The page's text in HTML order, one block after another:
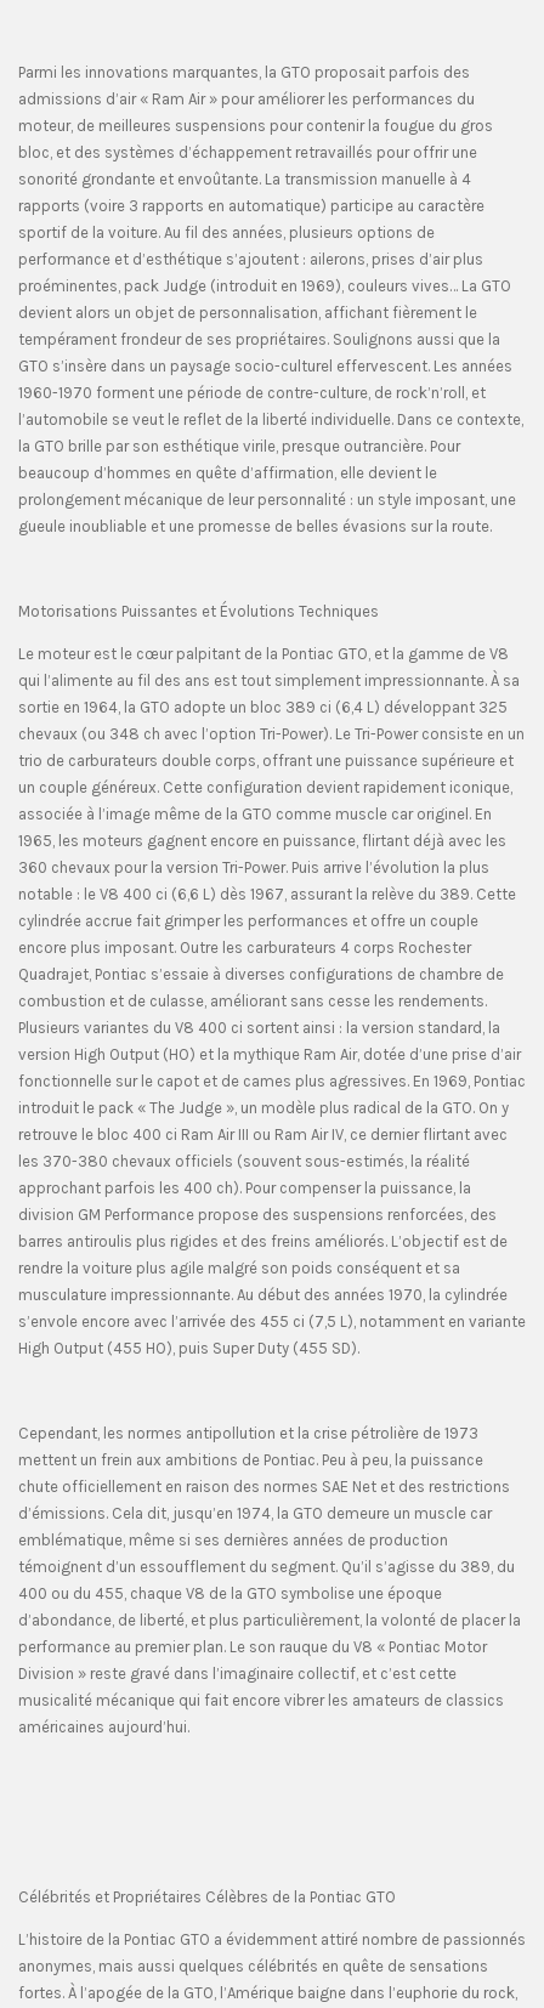
Parmi les innovations marquantes, la GTO proposait parfois des
admissions d’air « Ram Air » pour améliorer les performances du
moteur, de meilleures suspensions pour contenir la fougue du gros
bloc, et des systèmes d’échappement retravaillés pour offrir une
sonorité grondante et envoûtante. La transmission manuelle à 4
rapports (voire 3 rapports en automatique) participe au caractère
sportif de la voiture. Au fil des années, plusieurs options de
performance et d’esthétique s’ajoutent : ailerons, prises d’air plus
proéminentes, pack Judge (introduit en 1969), couleurs vives… La GTO
devient alors un objet de personnalisation, affichant fièrement le
tempérament frondeur de ses propriétaires. Soulignons aussi que la
GTO s’insère dans un paysage socio-culturel effervescent. Les années
1960-1970 forment une période de contre-culture, de rock’n’roll, et
l’automobile se veut le reflet de la liberté individuelle. Dans ce contexte,
la GTO brille par son esthétique virile, presque outrancière. Pour
beaucoup d’hommes en quête d’affirmation, elle devient le
prolongement mécanique de leur personnalité : un style imposant, une
gueule inoubliable et une promesse de belles évasions sur la route.
Motorisations Puissantes et Évolutions Techniques
Le moteur est le cœur palpitant de la Pontiac GTO, et la gamme de V8
qui l’alimente au fil des ans est tout simplement impressionnante. À sa
sortie en 1964, la GTO adopte un bloc 389 ci (6,4 L) développant 325
chevaux (ou 348 ch avec l’option Tri-Power). Le Tri-Power consiste en un
trio de carburateurs double corps, offrant une puissance supérieure et
un couple généreux. Cette configuration devient rapidement iconique,
associée à l’image même de la GTO comme muscle car originel. En
1965, les moteurs gagnent encore en puissance, flirtant déjà avec les
360 chevaux pour la version Tri-Power. Puis arrive l’évolution la plus
notable : le V8 400 ci (6,6 L) dès 1967, assurant la relève du 389. Cette
cylindrée accrue fait grimper les performances et offre un couple
encore plus imposant. Outre les carburateurs 4 corps Rochester
Quadrajet, Pontiac s’essaie à diverses configurations de chambre de
combustion et de culasse, améliorant sans cesse les rendements.
Plusieurs variantes du V8 400 ci sortent ainsi : la version standard, la
version High Output (HO) et la mythique Ram Air, dotée d’une prise d’air
fonctionnelle sur le capot et de cames plus agressives. En 1969, Pontiac
introduit le pack « The Judge », un modèle plus radical de la GTO. On y
retrouve le bloc 400 ci Ram Air III ou Ram Air IV, ce dernier flirtant avec
les 370-380 chevaux officiels (souvent sous-estimés, la réalité
approchant parfois les 400 ch). Pour compenser la puissance, la
division GM Performance propose des suspensions renforcées, des
barres antiroulis plus rigides et des freins améliorés. L’objectif est de
rendre la voiture plus agile malgré son poids conséquent et sa
musculature impressionnante. Au début des années 1970, la cylindrée
s’envole encore avec l’arrivée des 455 ci (7,5 L), notamment en variante
High Output (455 HO), puis Super Duty (455 SD).
Cependant, les normes antipollution et la crise pétrolière de 1973
mettent un frein aux ambitions de Pontiac. Peu à peu, la puissance
chute officiellement en raison des normes SAE Net et des restrictions
d’émissions. Cela dit, jusqu’en 1974, la GTO demeure un muscle car
emblématique, même si ses dernières années de production
témoignent d’un essoufflement du segment. Qu’il s’agisse du 389, du
400 ou du 455, chaque V8 de la GTO symbolise une époque
d’abondance, de liberté, et plus particulièrement, la volonté de placer la
performance au premier plan. Le son rauque du V8 « Pontiac Motor
Division » reste gravé dans l’imaginaire collectif, et c’est cette
musicalité mécanique qui fait encore vibrer les amateurs de classics
américaines aujourd’hui.
Célébrités et Propriétaires Célèbres de la Pontiac GTO
L’histoire de la Pontiac GTO a évidemment attiré nombre de passionnés
anonymes, mais aussi quelques célébrités en quête de sensations
fortes. À l’apogée de la GTO, l’Amérique baigne dans l’euphorie du rock,